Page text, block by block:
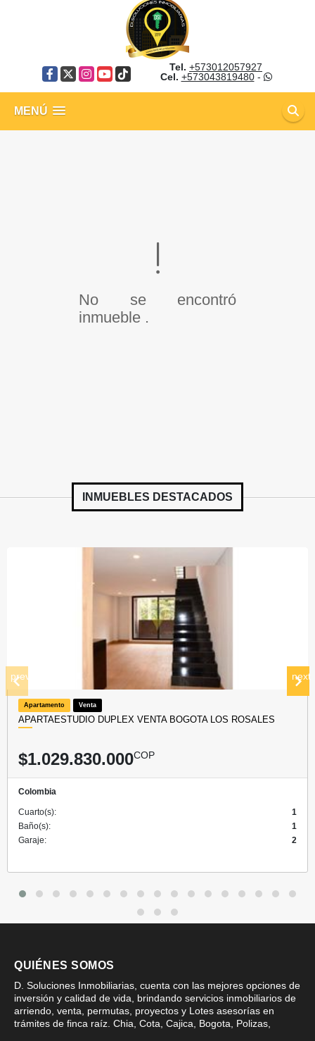
Facebook
X Instagram
YouTube
TikTok
Tel. +573012057927
Cel. +573043819480-
MENÚ
No se encontró
inmueble .
INMUEBLES DESTACADOS
Apartamento Venta
APARTAESTUDIO DUPLEX VENTA BOGOTA LOS ROSALES
$1.029.830.000COP
Colombia
Cuarto(s):
1
Baño(s):
1
Garaje:
2
prev next
QUIÉNES SOMOS
D. Soluciones Inmobiliarias, cuenta con las mejores opciones de
inversión y calidad de vida, brindando servicios inmobiliarios de
arriendo, venta, permutas, proyectos y Lotes asesorías en
trámites de finca raíz. Chia, Cota, Cajica, Bogota, Polizas,